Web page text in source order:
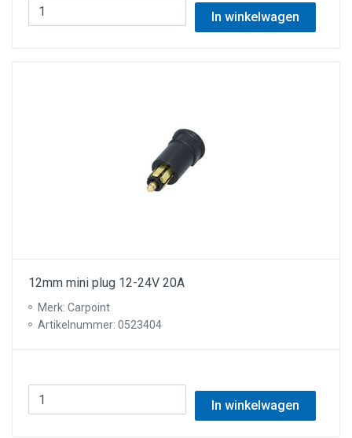
In winkelwagen
12mm mini plug 12-24V 20A
Merk: Carpoint
Artikelnummer: 0523404
In winkelwagen